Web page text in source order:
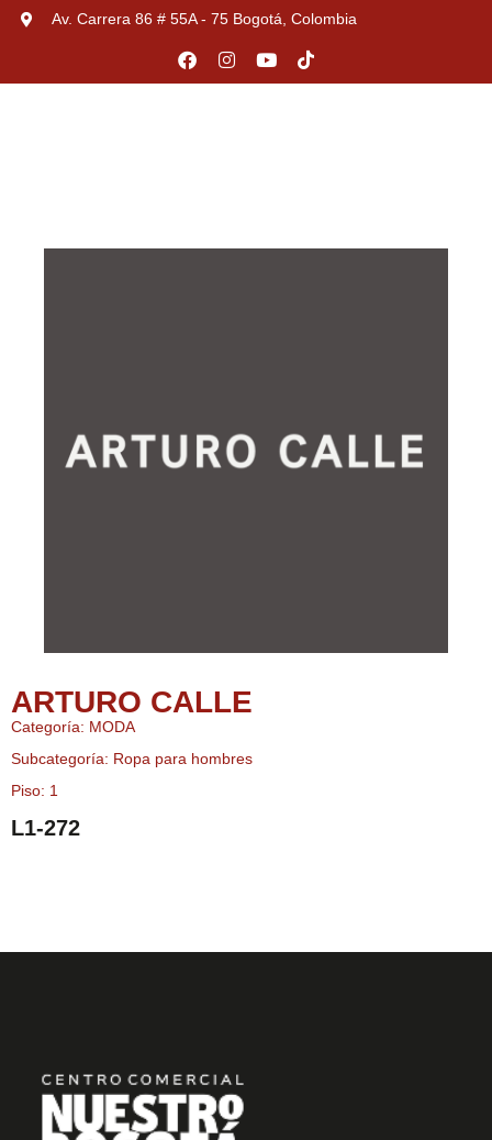
Av. Carrera 86 # 55A - 75 Bogotá, Colombia
ARTURO CALLE
Categoría: MODA
Subcategoría: Ropa para hombres
Piso: 1
L1-272